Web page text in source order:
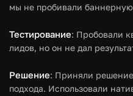
мы не пробивали баннерную
Тестирование: Пробовали
лидов, но он не дал
Решение: Приняли
подхода. Использовали